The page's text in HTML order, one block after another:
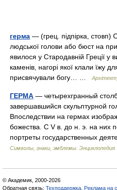
герма — (грец. підпірка, стовп)
людської голови або бюст на
явилося у Стародавній Греції у
каменів, нагорі якої клали їжу
присвячували богу… …
ГЕРМА — четырехгранный
завершавшийся скульптурной
Впоследствии на гермах
божества. С V в. до н. э. на них
портреты государственных
Символы, знаки, эмблемы. Энциклопедия
© Академик, 2000-2026
Обратная связь: Техподдержка Реклама на